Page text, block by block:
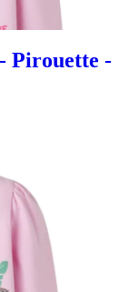
Pirouette -